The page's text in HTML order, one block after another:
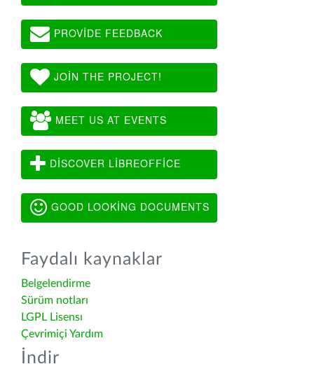
PROVIDE FEEDBACK
JOIN THE PROJECT!
MEET US AT EVENTS
DISCOVER LIBREOFFICE
GOOD LOOKING DOCUMENTS
Faydalı kaynaklar
Belgelendirme
Sürüm notları
LGPL Lisensı
Çevrimiçi Yardım
İndir